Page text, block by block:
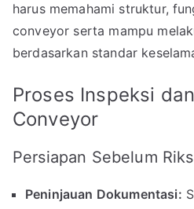
harus memahami struktur,
conveyor serta mampu
berdasarkan standar
Proses Inspeksi
Conveyor
Persiapan Sebelum
Peninjauan Dokumentasi: